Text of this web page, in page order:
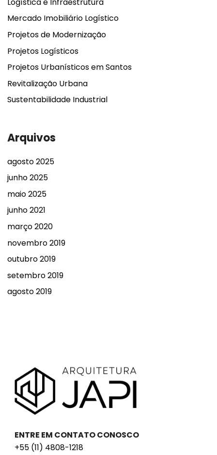
Mercado Imobiliário Logístico
Projetos de Modernização
Projetos Logísticos
Projetos Urbanísticos em Santos
Revitalização Urbana
Sustentabilidade Industrial
Arquivos
agosto 2025
junho 2025
maio 2025
junho 2021
março 2020
novembro 2019
outubro 2019
setembro 2019
agosto 2019
ENTRE EM CONTATO CONOSCO
+55 (11) 4808-1218